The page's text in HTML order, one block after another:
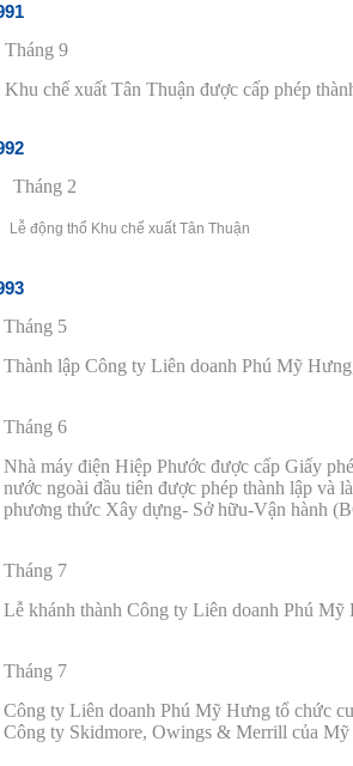
Tháng 9
Khu chếxuất Tân Thuận được cấp phép
Tháng 2
Lễ động thổ Khu chế
Tháng 5
Thành lập Công ty Liên doanh Phú Mỹ
Tháng 6
Nhà máy điện Hiệp Phước được cấp Giấy
nước ngoài đầu tiên được phép thành lập và
phương thức Xây dựng- Sở hữu-Vận hành
Tháng 7
Lễ khánh thành Công ty Liên doanh Phú Mỹ
Tháng 7
Công ty Liên doanh Phú Mỹ Hưng tổ chức
Công ty Skidmore, Owings & Merrill của Mỹ